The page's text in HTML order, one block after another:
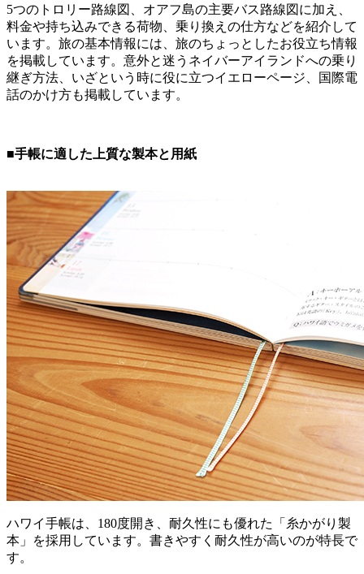
5つのトロリー路線図、オアフ島の主要バス路線図に加え、
料金や持ち込みできる荷物、乗り換えの仕方などを紹介して
います。旅の基本情報には、旅のちょっとしたお役立ち情報
を掲載しています。意外と迷うネイバーアイランドへの乗り
継ぎ方法、いざという時に役に立つイエローページ、国際電
話のかけ方も掲載しています。
■手帳に適した上質な製本と用紙
ハワイ手帳は、180度開き、耐久性にも優れた「糸かがり製
本」を採用しています。書きやすく耐久性が高いのが特長で
す。